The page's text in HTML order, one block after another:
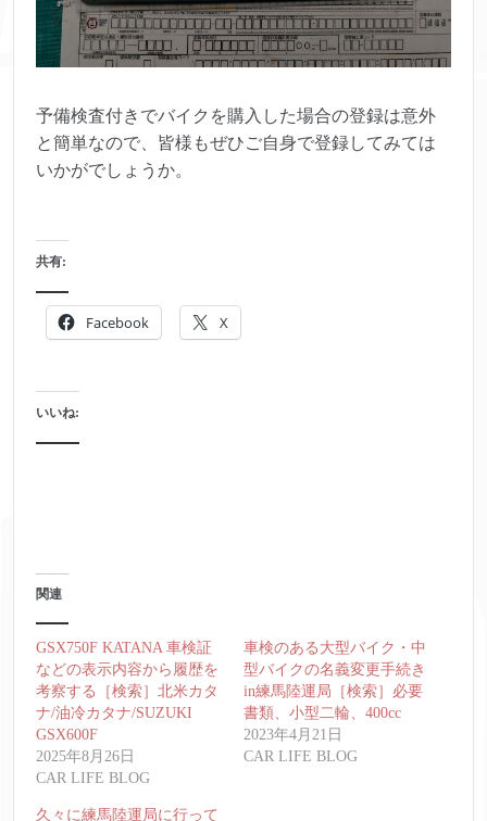
予備検査付きでバイクを購入した場合の登録は意外
と簡単なので、皆様もぜひご自身で登録してみては
いかがでしょうか。
共有:
Facebook X
いいね:
関連
GSX750F KATANA 車検証
などの表示内容から履歴を
考察する［検索］北米カタ
ナ/油冷カタナ/SUZUKI
GSX600F
2025年8月26日
CAR LIFE BLOG
車検のある大型バイク・中
型バイクの名義変更手続き
in練馬陸運局［検索］必要
書類、小型二輪、400cc
2023年4月21日
CAR LIFE BLOG
久々に練馬陸運局に行って